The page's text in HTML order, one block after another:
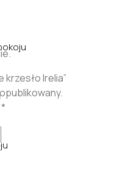
krzesło Irelia”
*